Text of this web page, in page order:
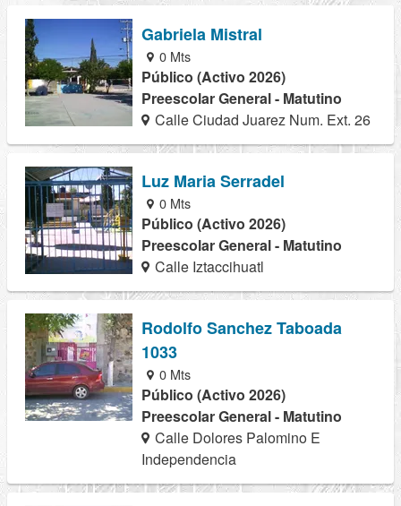
Gabriela Mistral
0 Mts
Público (Activo 2026)
Preescolar General - Matutino
Calle Ciudad Juarez Num. Ext. 26
Luz Maria Serradel
0 Mts
Público (Activo 2026)
Preescolar General - Matutino
Calle Iztaccihuatl
Rodolfo Sanchez Taboada
1033
0 Mts
Público (Activo 2026)
Preescolar General - Matutino
Calle Dolores Palomino E
Independencia